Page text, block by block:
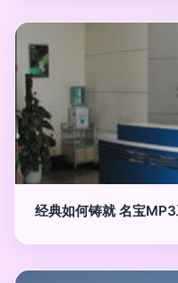
经典如何铸就 名宝